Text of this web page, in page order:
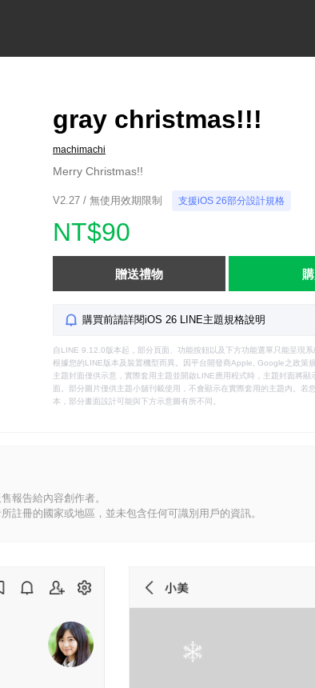
gray christmas!!!
machimachi
Merry Christmas!!
V2.27 / 無使用效期限制 支援iOS 26部分設計規格
NT$90
贈送禮物
購買前請詳閱iOS 26 LINE主題規格說明
自LINE 9.12.0版本起，部分頁面、功能按鈕以及下方功能選單只能呈現
根據您的LINE版本及裝置機型而異。因平台開發商Apple, Google之政策
主題封面僅供示意，實際套用主題並開啟LINE應用程式時，主題封面將顯
面。部分圖片僅供主題小舖刊載使用，不會顯示在實際套用的主題內。若
本，部分畫面設計可能與下方示意圖有所不同。
報告給內容創作者。
註冊的國家或地區，並未包含任何可識別用戶的資訊。